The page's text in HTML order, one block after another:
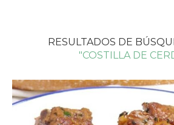
RESULTADOS DE
"COSTILLA DE